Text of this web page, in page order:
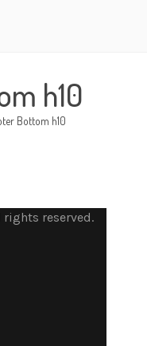
h10
Bottom h10
rights reserved.